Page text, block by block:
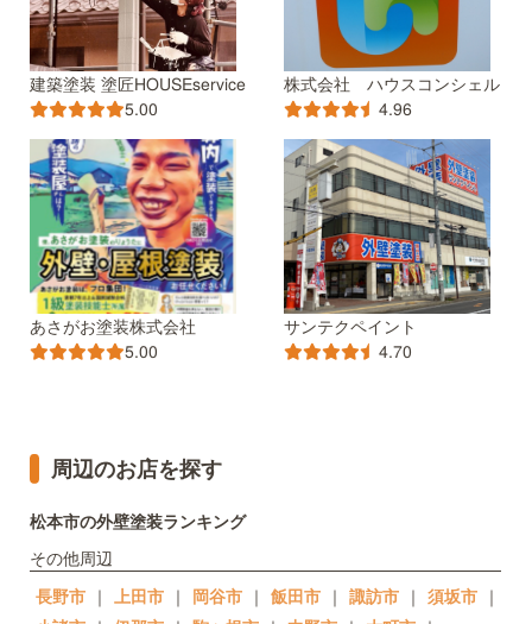
建築塗装 塗匠HOUSEservice
5.00
株式会社 ハウスコンシェル
4.96
あさがお塗装株式会社
5.00
サンテクペイント
4.70
周辺のお店を探す
松本市の外壁塗装ランキング
その他周辺
長野市 ｜ 上田市 ｜ 岡谷市 ｜ 飯田市 ｜ 諏訪市 ｜ 須坂市 ｜